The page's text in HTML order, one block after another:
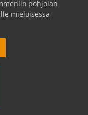
pohjolan
mieluisessa